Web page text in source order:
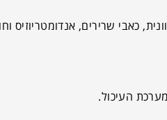
כאבי שרירים, אנדומטריוזיס
העיכול.